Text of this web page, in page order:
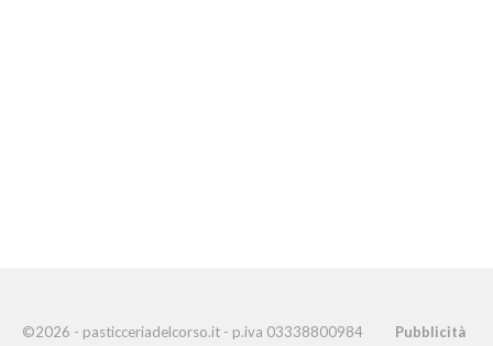
©2026 - pasticceriadelcorso.it - p.iva 03338800984 Pubblicità